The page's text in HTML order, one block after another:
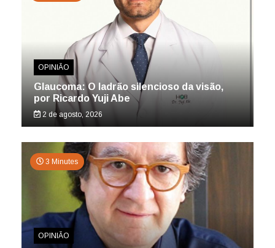
OPINIÃO
Glaucoma: O ladrão silencioso da visão,
por Ricardo Yuji Abe
2 de agosto, 2026
3 Minutes
OPINIÃO